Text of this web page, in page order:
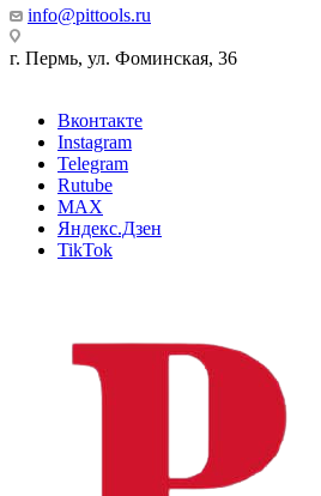
info@pittools.ru
г. Пермь, ул. Фоминская, 36
Вконтакте
Instagram
Telegram
Rutube
MAX
Яндекс.Дзен
TikTok